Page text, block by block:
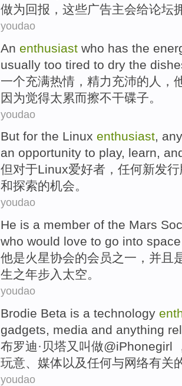
做为 回报， 这些广告主会给论坛
youdao
An enthusiast who has the
usually too tired to dry the
一个充满热情 ， 精力充沛的 人
，
因为觉得太累而擦不干碟子。
youdao
But for the Linux enthusiast, any
an opportunity to play, learn,
但对于Linux爱好者 ， 任何新发
和探索的机会。
youdao
He is a member of the Mars
who would love to go into space
他是火星协会的会员之一， 并且
生之年步入太空。
youdao
Brodie Beta is a technology
gadgets, media and anything
布罗迪· 贝塔又叫做@iPhonegirl
玩意、 媒体以及任何与网络有关
youdao